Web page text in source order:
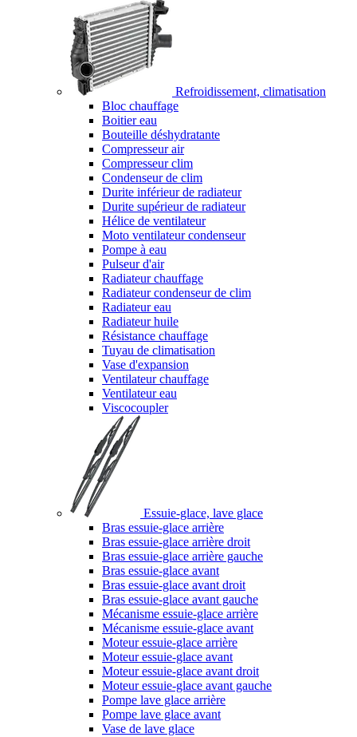
Refroidissement, climatisation
Bloc chauffage
Boitier eau
Bouteille déshydratante
Compresseur air
Compresseur clim
Condenseur de clim
Durite inférieur de radiateur
Durite supérieur de radiateur
Hélice de ventilateur
Moto ventilateur condenseur
Pompe à eau
Pulseur d'air
Radiateur chauffage
Radiateur condenseur de clim
Radiateur eau
Radiateur huile
Résistance chauffage
Tuyau de climatisation
Vase d'expansion
Ventilateur chauffage
Ventilateur eau
Viscocoupler
Essuie-glace, lave glace
Bras essuie-glace arrière
Bras essuie-glace arrière droit
Bras essuie-glace arrière gauche
Bras essuie-glace avant
Bras essuie-glace avant droit
Bras essuie-glace avant gauche
Mécanisme essuie-glace arrière
Mécanisme essuie-glace avant
Moteur essuie-glace arrière
Moteur essuie-glace avant
Moteur essuie-glace avant droit
Moteur essuie-glace avant gauche
Pompe lave glace arrière
Pompe lave glace avant
Vase de lave glace